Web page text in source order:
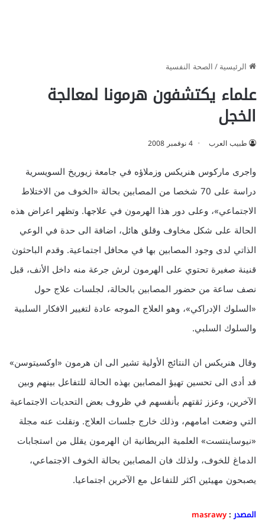
الرئيسية/الصحة النفسية
علماء يكتشفون هرمونا لمعالجة
الخجل
طبيب العرب 4 نوفمبر 2008
واجرى ماركوس هنريكس وزملاؤه في جامعة زيوريخ السويسرية
دراسة على 70 شخصا من المصابين بحالة «الخوف من الاختلاط
الاجتماعي»، وعلى دور هذا الهرمون في علاجها. وتظهر اعراض هذه
الحالة على شكل مخاوف وقلق هائل، اضافة الى حدة في الوعي
الذاتي لدى وجود المصابين بها في محافل اجتماعية. وقدم الباحثون
قنينة صغيرة تحتوي على الهرمون لرش جرعة منه داخل الأنف، قبل
نصف ساعة من حضور المصابين بالحالة، لجلسات علاج حول
«السلوك الإدراكي»، وهو العلاج الموجه عادة لتغيير الافكار السلبية
والسلوك السلبي.
وقال هنريكس ان النتائج الأولية تشير الى ان هرمون «اوكسيتوسن»
قد أدى الى تحسين تهيؤ المصابين بهذه الحالة للتفاعل بينهم وبين
الآخرين، وعزز ثقتهم بأنفسهم في ظروف بعض التحديات الاجتماعية
التي وضعت امامهم، وذلك خارج جلسات العلاج. ونقلت عنه مجلة
«نيوساينتست» العلمية البريطانية ان الهرمون يقلل من استجابات
الدماغ للخوف، ولذلك فان المصابين بحالة الخوف الاجتماعي،
يصبحون مهيئين اكثر للتفاعل مع الآخرين اجتماعيا.
المصدر :